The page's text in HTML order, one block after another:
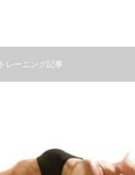
トレーニング記事